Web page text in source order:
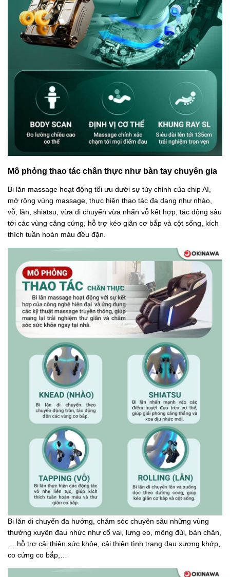
Mô phỏng thao tác chân thực như bàn tay chuyên gia
Bi lăn massage hoạt động tối ưu dưới sự tùy chỉnh của chip AI,
mở rộng vùng massage, thực hiện thao tác đa dạng như nhào,
vỗ, lăn, shiatsu, vừa di chuyển vừa nhấn vỗ kết hợp, tác động sâu
tới các vùng căng cứng, hỗ trợ kéo giãn cơ bắp và cột sống, kích
thích tuần hoàn máu đều đặn.
Bi lăn di chuyển đa hướng, chăm sóc chuyên sâu những vùng
thường xuyên đau nhức như cổ vai, lưng eo, mông đùi, bàn chân,
… hỗ trợ cải thiện sức khỏe, cải thiện tình trạng đau xương khớp,
co cứng co bắp,…